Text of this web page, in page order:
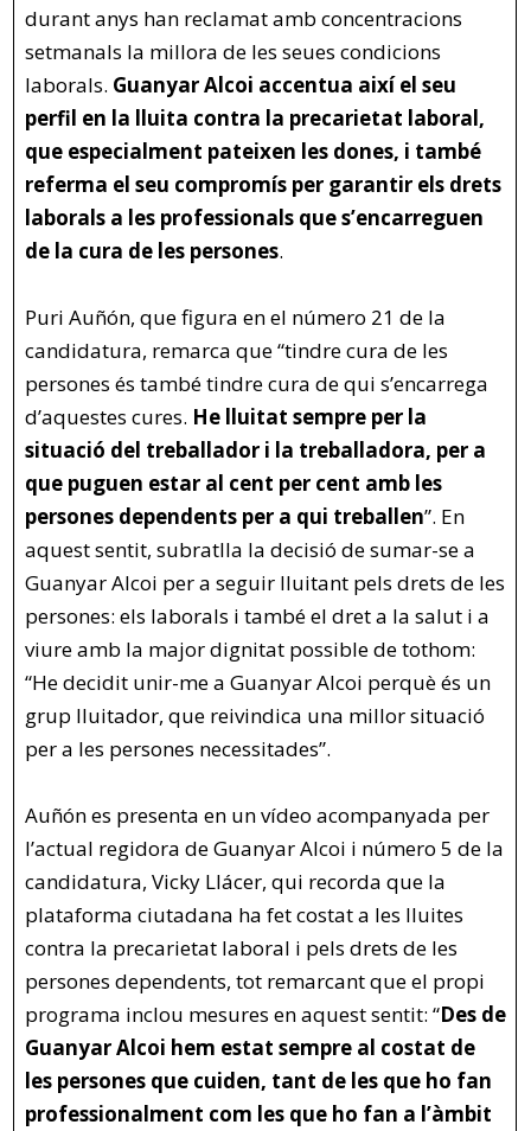
durant anys han reclamat amb concentracions
setmanals la millora de les seues condicions
laborals. Guanyar Alcoi accentua així el seu
perfil en la lluita contra la precarietat laboral,
que especialment pateixen les dones, i també
referma el seu compromís per garantir els drets
laborals a les professionals que s’encarreguen
de la cura de les persones.
Puri Auñón, que figura en el número 21 de la
candidatura, remarca que “tindre cura de les
persones és també tindre cura de qui s’encarrega
d’aquestes cures. He lluitat sempre per la
situació del treballador i la treballadora, per a
que puguen estar al cent per cent amb les
persones dependents per a qui treballen”. En
aquest sentit, subratlla la decisió de sumar-se a
Guanyar Alcoi per a seguir lluitant pels drets de les
persones: els laborals i també el dret a la salut i a
viure amb la major dignitat possible de tothom:
“He decidit unir-me a Guanyar Alcoi perquè és un
grup lluitador, que reivindica una millor situació
per a les persones necessitades”.
Auñón es presenta en un vídeo acompanyada per
l’actual regidora de Guanyar Alcoi i número 5 de la
candidatura, Vicky Llácer, qui recorda que la
plataforma ciutadana ha fet costat a les lluites
contra la precarietat laboral i pels drets de les
persones dependents, tot remarcant que el propi
programa inclou mesures en aquest sentit: “Des de
Guanyar Alcoi hem estat sempre al costat de
les persones que cuiden, tant de les que ho fan
professionalment com les que ho fan a l’àmbit